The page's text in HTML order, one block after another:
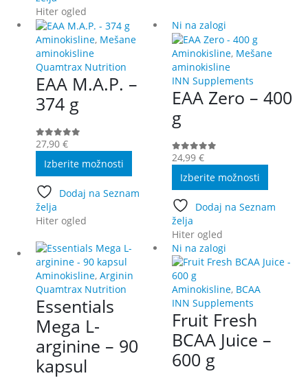
lahko
izberete
izdelka
Hiter ogled
Aminokisline, Mešane
aminokisline
Quamtrax Nutrition
EAA M.A.P. –
374 g
0out of 5
27,90 €
Izberite možnosti
več
Možnosti
izberete
strani
Dodaj na Seznam
želja
Hiter ogled
Ni na zalogi
Aminokisline, Mešane
aminokisline
INN Supplements
EAA Zero – 400
g
0out of 5
24,99 €
Izberite možnosti
več
izberete
Dodaj na Seznam
želja
Hiter ogled
Aminokisline, Arginin
Quamtrax Nutrition
Essentials
Mega L-
arginine – 90
kapsul
Ni na zalogi
Aminokisline, BCAA
INN Supplements
Fruit Fresh
BCAA Juice –
600 g